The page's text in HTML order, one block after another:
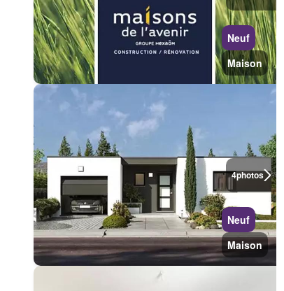
Neuf
Maison
4photos
Neuf
Maison